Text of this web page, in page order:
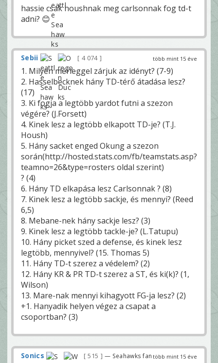
hassie csak houshnak meg carlsonnak fog td-t
adni? 😊
több mint 15 éve
Sebii 4 074
1. Milyen mérleggel zárjuk az idényt? (7-9)
2. Hasselbecknek hány TD-térő átadása lesz?
(17)
3. Ki fogja a legtöbb yardot futni a szezon
végére? (J.Forsett)
4. Kinek lesz a legtöbb elkapott TD-je? (T.J.
Housh)
5. Hány sacket enged Okung a szezon
során(http://hosted.stats.com/fb/teamstats.asp?
teamno=26&type=rosters oldal szerint)
? (4)
6. Hány TD elkapása lesz Carlsonnak ? (8)
7. Kinek lesz a legtöbb sackje, és mennyi? (Reed
6,5)
8. Mebane-nek hány sackje lesz? (3)
9. Kinek lesz a legtöbb tackle-je? (L.Tatupu)
10. Hány picket szed a defense, és kinek lesz
legtöbb, mennyivel? (15. Thomas 5)
11. Hány TD-t szerez a védelem? (2)
12. Hány KR & PR TD-t szerez a ST, és ki(k)? (1,
Wilson)
13. Mare-nak mennyi kihagyott FG-ja lesz? (2)
+1. Hanyadik helyen végez a csapat a
csoportban? (3)
több mint 15 éve
Sonics 515 — Seahawks fan